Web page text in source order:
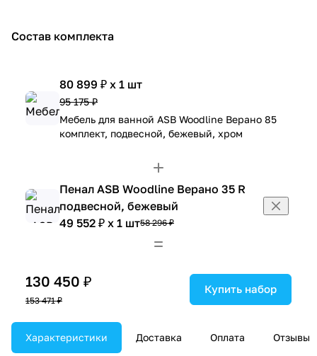
Состав комплекта
80 899 ₽ x 1 шт
95 175 ₽
Мебель для ванной ASB Woodline Верано 85
комплект, подвесной, бежевый, хром
Пенал ASB Woodline Верано 35 R
подвесной, бежевый
49 552 ₽ x 1 шт58 296 ₽
130 450 ₽
153 471 ₽
Купить набор
Характеристики Доставка Оплата Отзывы